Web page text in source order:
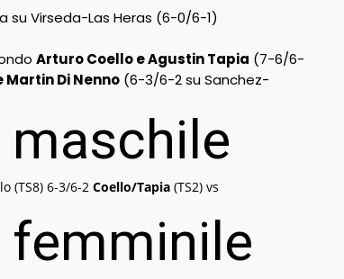
Virseda-Las Heras (6-0/6-1)
Arturo Coello e Agustin Tapia (7-6/6-
Di Nenno(6-3/6-2 su Sanchez-
(TS8) 6-3/6-2 Coello/Tapia(TS2) vs
femminile